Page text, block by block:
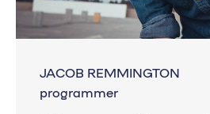
JACOB REMMINGTON
programmer